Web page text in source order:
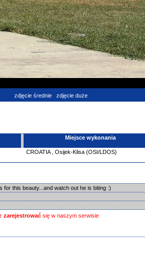
zdjęcie średnie zdjęcie duże
Miejsce wykonania
CROATIA, Osijek-Klisa (OSI/LDOS)
for this beauty...and watch out he is biting :)
zarejestrować się w naszym serwisie